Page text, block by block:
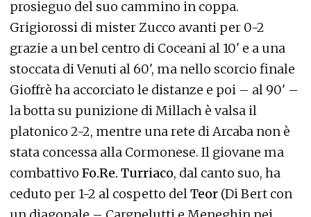
prosieguo del suo cammino in coppa.
Grigiorossi di mister Zucco avanti per 0-2
grazie a un bel centro di Coceani al 10' e a una
stoccata di Venuti al 60', ma nello scorcio finale
Gioffrè ha accorciato le distanze e poi – al 90' –
la botta su punizione di Millach è valsa il
platonico 2-2, mentre una rete di Arcaba non è
stata concessa alla Cormonese. Il giovane ma
combattivo Fo.Re. Turriaco, dal canto suo, ha
ceduto per 1-2 al cospetto delTeor (Di Bert con